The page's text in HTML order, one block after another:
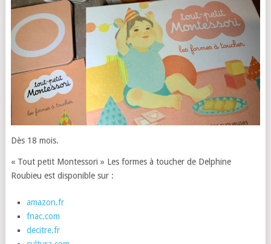
Dès 18 mois.
« Tout petit Montessori » Les formes à toucher de Delphine
Roubieu est disponible sur :
amazon.fr
fnac.com
decitre.fr